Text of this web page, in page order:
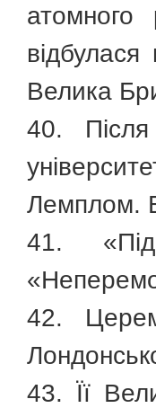
Велика
40. Після
Лемплом.
41.
42.
43. Її